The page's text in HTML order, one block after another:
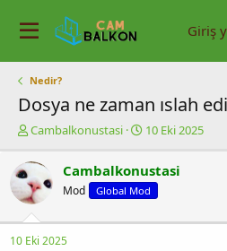
Giriş
Nedir?
Dosya ne zaman ıslah
K
n
u
y
u
b
a
Cambalkonustasi
B
l
a
g
10 Eki 2025
Cambalkonustasi
Mod Global Mod
10 Eki 2025